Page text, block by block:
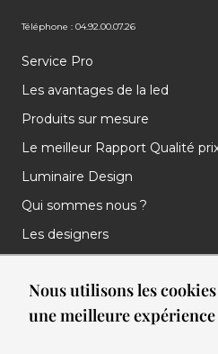
Nous utilisons les
une meilleure
Téléphone : 04.92.00.07.26
Service Pro
Les avantages de la led
Produits sur mesure
Le meilleur Rapport Qualité
Luminaire Design
Qui sommes nous ?
Les designers
Nos réalisations
Nos Clients